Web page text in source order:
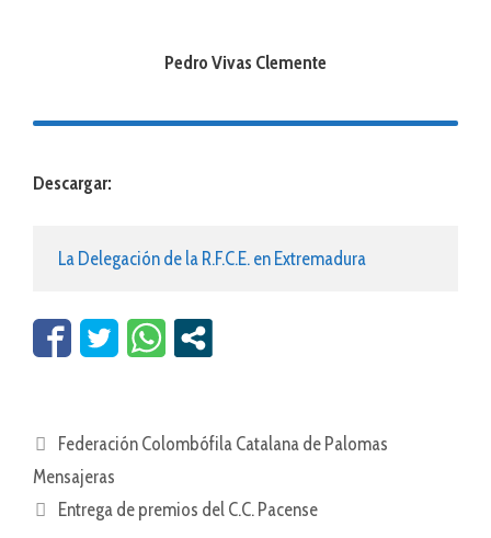
Pedro Vivas Clemente
Descargar:
La Delegación de la R.F.C.E. en Extremadura
Federación Colombófila Catalana de Palomas
Mensajeras
Entrega de premios del C.C. Pacense